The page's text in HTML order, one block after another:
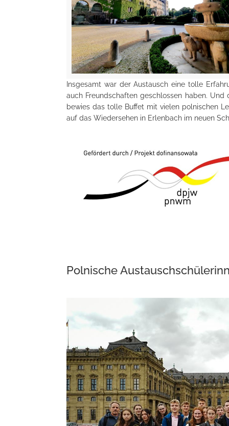
Insgesamt war der Austausch eine tolle
auch Freundschaften geschlossen haben.
bewies das tolle Buffet mit vielen polnischen
auf das Wiedersehen in Erlenbach im neuen
Polnische